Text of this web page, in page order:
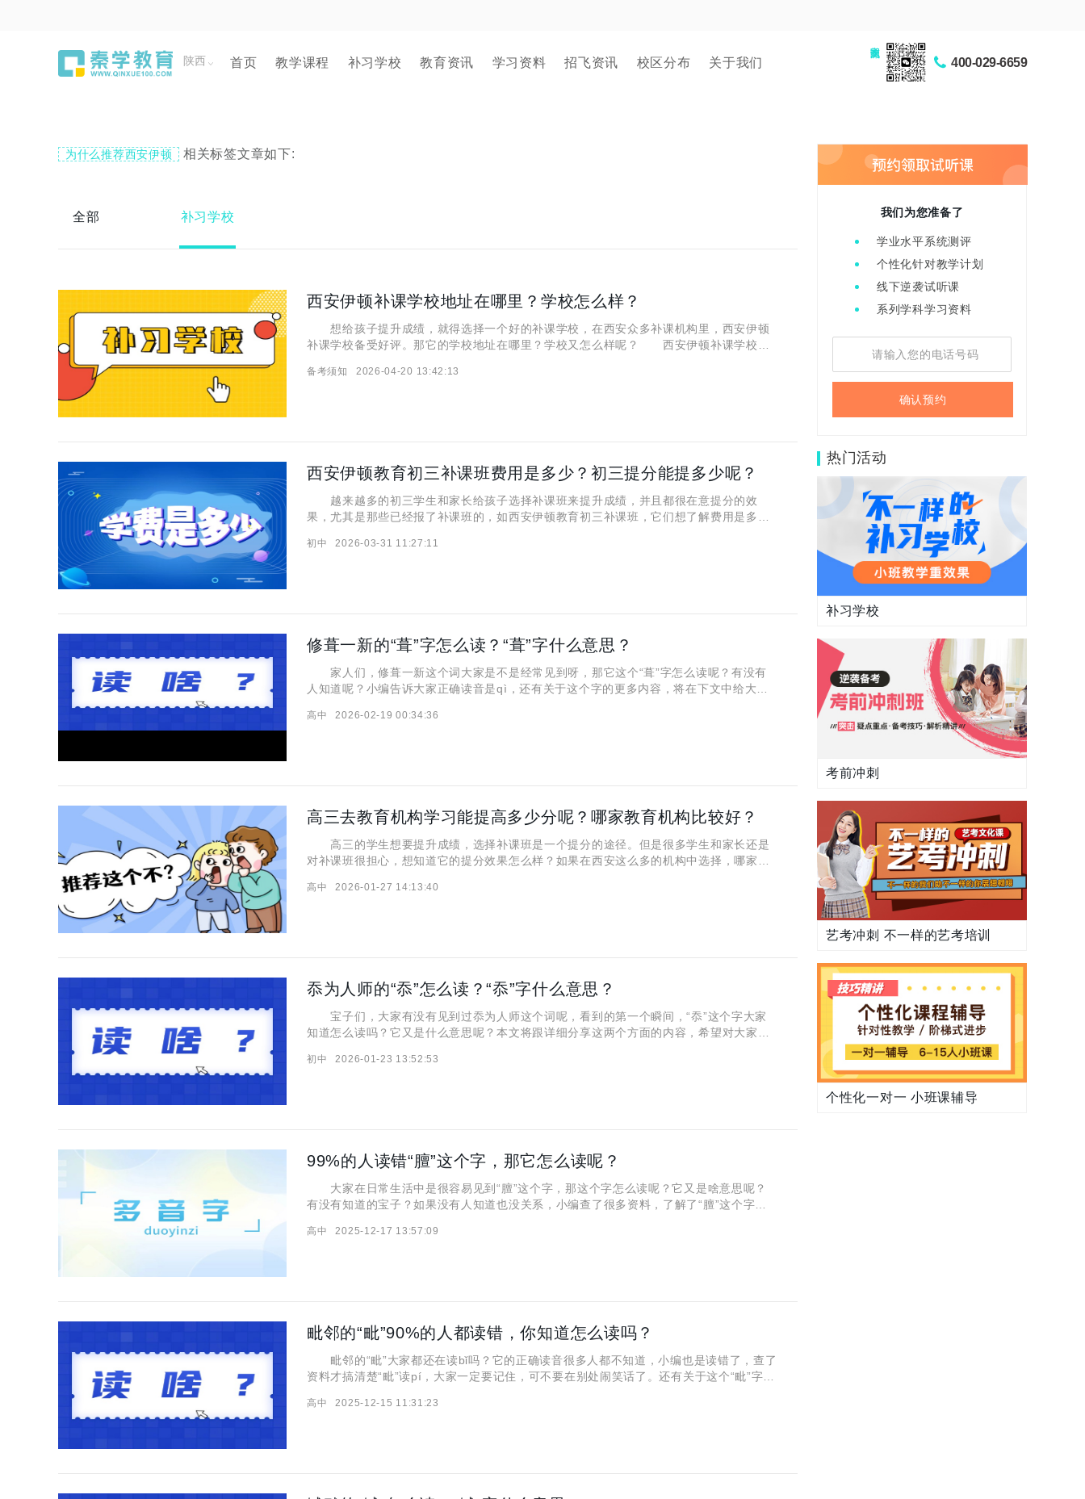
陕西 首页 教学课程 补习学校 教育资讯 学习资料 招飞资讯 校区分布 关于我们 400-029-6659
为什么推荐西安伊顿 相关标签文章如下:
全部 补习学校
西安伊顿补课学校地址在哪里？学校怎么样？
想给孩子提升成绩，就得选择一个好的补课学校，在西安众多补课机构里，西安伊顿
补课学校备受好评。那它的学校地址在哪里？学校又怎么样呢？ 西安伊顿补课学校地
不论在学习上还是生活上，都为学生提供了一个良好的环境。想了解具体校
备考须知 2026-04-20 13:42:13
西安伊顿教育初三补课班费用是多少？初三提分能提多少呢？
越来越多的初三学生和家长给孩子选择补课班来提升成绩，并且都很在意提分的效
果，尤其是那些已经报了补课班的，如西安伊顿教育初三补课班，它们想了解费用是多
助。 西安伊顿教育初三补课班费用是多少？ 西安伊顿教育初三补课班的
初中 2026-03-31 11:27:11
修葺一新的“葺”字怎么读？“葺”字什么意思？
家人们，修葺一新这个词大家是不是经常见到呀，那它这个“葺”字怎么读呢？有没有
人知道呢？小编告诉大家正确读音是qì，还有关于这个字的更多内容，将在下文中给大家
音。 “葺”字什么意思？ “葺”的小篆由两部分组成： 上
高中 2026-02-19 00:34:36
高三去教育机构学习能提高多少分呢？哪家教育机构比较好？
高三的学生想要提升成绩，选择补课班是一个提分的途径。但是很多学生和家长还是
对补课班很担心，想知道它的提分效果怎么样？如果在西安这么多的机构中选择，哪家教
题，希望对大家有帮助。 高三去教育机构学习能提高多少分呢？ 高三
高中 2026-01-27 14:13:40
忝为人师的“忝”怎么读？“忝”字什么意思？
宝子们，大家有没有见到过忝为人师这个词呢，看到的第一个瞬间，“忝”这个字大家
知道怎么读吗？它又是什么意思呢？本文将跟详细分享这两个方面的内容，希望对大家有
思？ 忝的金文由天和心两部分构成。 上面（天）：代
初中 2026-01-23 13:52:53
99%的人读错“膻”这个字，那它怎么读呢？
大家在日常生活中是很容易见到“膻”这个字，那这个字怎么读呢？它又是啥意思呢？
有没有知道的宝子？如果没有人知道也没关系，小编查了很多资料，了解了“膻”这个字的
读音，分别为shān和dàn，分别与常见字山、但同音。
高中 2025-12-17 13:57:09
毗邻的“毗”90%的人都读错，你知道怎么读吗？
毗邻的“毗”大家都还在读bǐ吗？它的正确读音很多人都不知道，小编也是读错了，查了
资料才搞清楚“毗”读pí，大家一定要记住，可不要在别处闹笑话了。还有关于这个“毗”字的
音是：pí（第二声），与常见字毗同音。 “毗
高中 2025-12-15 11:31:23
我们为您准备了
学业水平系统测评
个性化针对教学计划
线下逆袭试听课
系列学科学习资料
确认预约
热门活动
补习学校
考前冲刺
艺考冲刺 不一样的艺考培训
个性化一对一 小班课辅导